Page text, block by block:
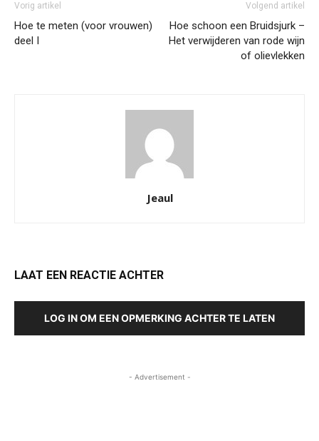
Vorig artikel
Hoe te meten (voor vrouwen)
deel I
Volgend artikel
Hoe schoon een Bruidsjurk –
Het verwijderen van rode wijn
of olievlekken
Jeaul
LAAT EEN REACTIE ACHTER
LOG IN OM EEN OPMERKING ACHTER TE LATEN
- Advertisement -